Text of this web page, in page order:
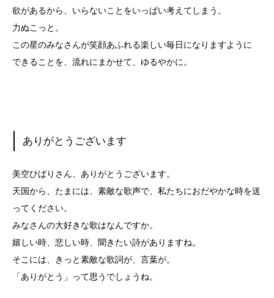
欲があるから、いらないことをいっぱい考えてしまう。
力ぬこっと。
この星のみなさんが笑顔あふれる楽しい毎日になりますように
できることを、流れにまかせて、ゆるやかに。
ありがとうございます
美空ひばりさん、ありがとうございます。
天国から、たまには、素敵な歌声で、私たちにおだやかな時を送
ってください。
みなさんの大好きな歌はなんですか。
嬉しい時、悲しい時、聞きたい詩がありますね。
そこには、きっと素敵な歌詞が、言葉が。
「ありがとう」って思うでしょうね。